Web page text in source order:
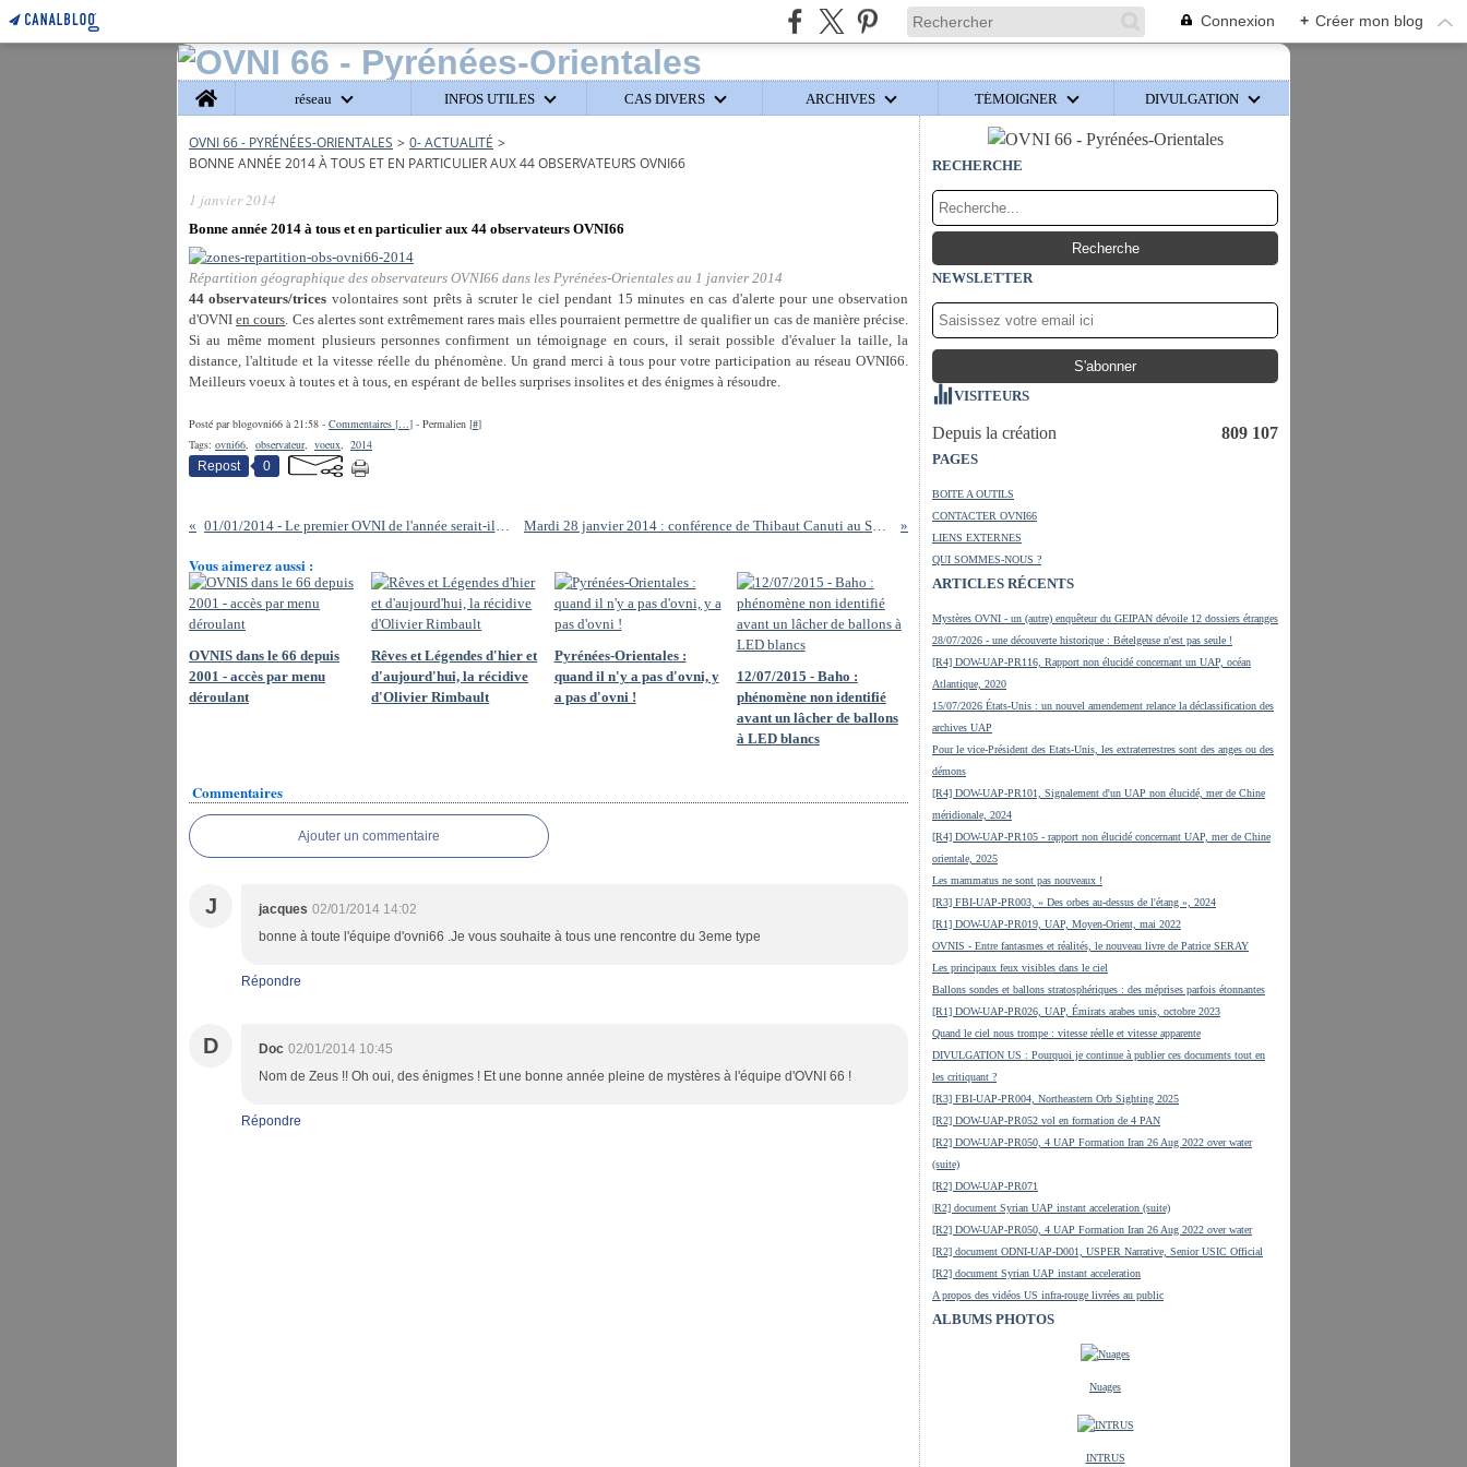
Connexion + Créer mon blog
Home
réseau INFOS UTILES CAS DIVERS ARCHIVES TÉMOIGNER DIVULGATION
OVNI 66 - PYRÉNÉES-ORIENTALES > 0- ACTUALITÉ >
BONNE ANNÉE 2014 À TOUS ET EN PARTICULIER AUX 44 OBSERVATEURS OVNI66
1 janvier 2014
Bonne année 2014 à tous et en particulier aux 44 observateurs OVNI66
Répartition géographique des observateurs OVNI66 dans les Pyrénées-Orientales au 1 janvier 2014
44 observateurs/trices volontaires sont prêts à scruter le ciel pendant 15 minutes en cas d'alerte pour une observation
d'OVNIen cours. Ces alertes sont extrêmement rares mais elles pourraient permettre de qualifier un cas de manière précise.
Si au même moment plusieurs personnes confirment un témoignage en cours, il serait possible d'évaluer la taille, la
distance, l'altitude et la vitesse réelle du phénomène. Un grand merci à tous pour votre participation au réseau OVNI66.
Meilleurs voeux à toutes et à tous, en espérant de belles surprises insolites et des énigmes à résoudre.
Posté par blogovni66 à 21:58 - Commentaires […] - Permalien [#]
Tags: ovni66, observateur, voeux, 2014
Repost
0
01/01/2014 - Le premier OVNI de l'année serait-il Catalan ? Mardi 28 janvier 2014 : conférence de Thibaut Canuti au Soler à 21h00
Vous aimerez aussi :
OVNIS dans le 66 depuis
2001 - accès par menu
déroulant
Rêves et Légendes d'hier et
d'aujourd'hui, la récidive
d'Olivier Rimbault
Pyrénées-Orientales :
quand il n'y a pas d'ovni, y
a pas d'ovni !
12/07/2015 - Baho :
phénomène non identifié
avant un lâcher de ballons
à LED blancs
Commentaires
Ajouter un commentaire
J jacques 02/01/2014 14:02
bonne à toute l'équipe d'ovni66 .Je vous souhaite à tous une rencontre du 3eme type
Répondre
D Doc 02/01/2014 10:45
Nom de Zeus !! Oh oui, des énigmes ! Et une bonne année pleine de mystères à l'équipe d'OVNI 66 !
Répondre
RECHERCHE
NEWSLETTER
VISITEURS
Depuis la création 809 107
PAGES
BOITE A OUTILS
CONTACTER OVNI66
LIENS EXTERNES
QUI SOMMES-NOUS ?
ARTICLES RÉCENTS
Mystères OVNI - un (autre) enquêteur du GEIPAN dévoile 12 dossiers étranges
28/07/2026 - une découverte historique : Bételgeuse n'est pas seule !
[R4] DOW-UAP-PR116, Rapport non élucidé concernant un UAP, océan
Atlantique, 2020
15/07/2026 États-Unis : un nouvel amendement relance la déclassification des
archives UAP
Pour le vice-Président des Etats-Unis, les extraterrestres sont des anges ou des
démons
[R4] DOW-UAP-PR101, Signalement d'un UAP non élucidé, mer de Chine
méridionale, 2024
[R4] DOW-UAP-PR105 - rapport non élucidé concernant UAP, mer de Chine
orientale, 2025
Les mammatus ne sont pas nouveaux !
[R3] FBI-UAP-PR003, « Des orbes au-dessus de l'étang », 2024
[R1] DOW-UAP-PR019, UAP, Moyen-Orient, mai 2022
OVNIS - Entre fantasmes et réalités, le nouveau livre de Patrice SERAY
Les principaux feux visibles dans le ciel
Ballons sondes et ballons stratosphériques : des méprises parfois étonnantes
[R1] DOW-UAP-PR026, UAP, Émirats arabes unis, octobre 2023
Quand le ciel nous trompe : vitesse réelle et vitesse apparente
DIVULGATION US : Pourquoi je continue à publier ces documents tout en
les critiquant ?
[R3] FBI-UAP-PR004, Northeastern Orb Sighting 2025
[R2] DOW-UAP-PR052 vol en formation de 4 PAN
[R2] DOW-UAP-PR050, 4 UAP Formation Iran 26 Aug 2022 over water
(suite)
[R2] DOW-UAP-PR071
|R2] document Syrian UAP instant acceleration (suite)
[R2] DOW-UAP-PR050, 4 UAP Formation Iran 26 Aug 2022 over water
[R2] document ODNI-UAP-D001, USPER Narrative, Senior USIC Official
[R2] document Syrian UAP instant acceleration
A propos des vidéos US infra-rouge livrées au public
ALBUMS PHOTOS
Nuages
INTRUS